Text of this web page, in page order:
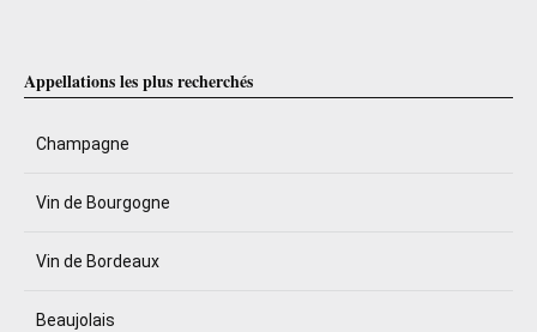
Appellations les plus recherchés
Champagne
Vin de Bourgogne
Vin de Bordeaux
Beaujolais